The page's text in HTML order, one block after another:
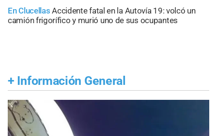
En Clucellas Accidente fatal en la Autovía 19: volcó un
camión frigorífico y murió uno de sus ocupantes
+ Información General